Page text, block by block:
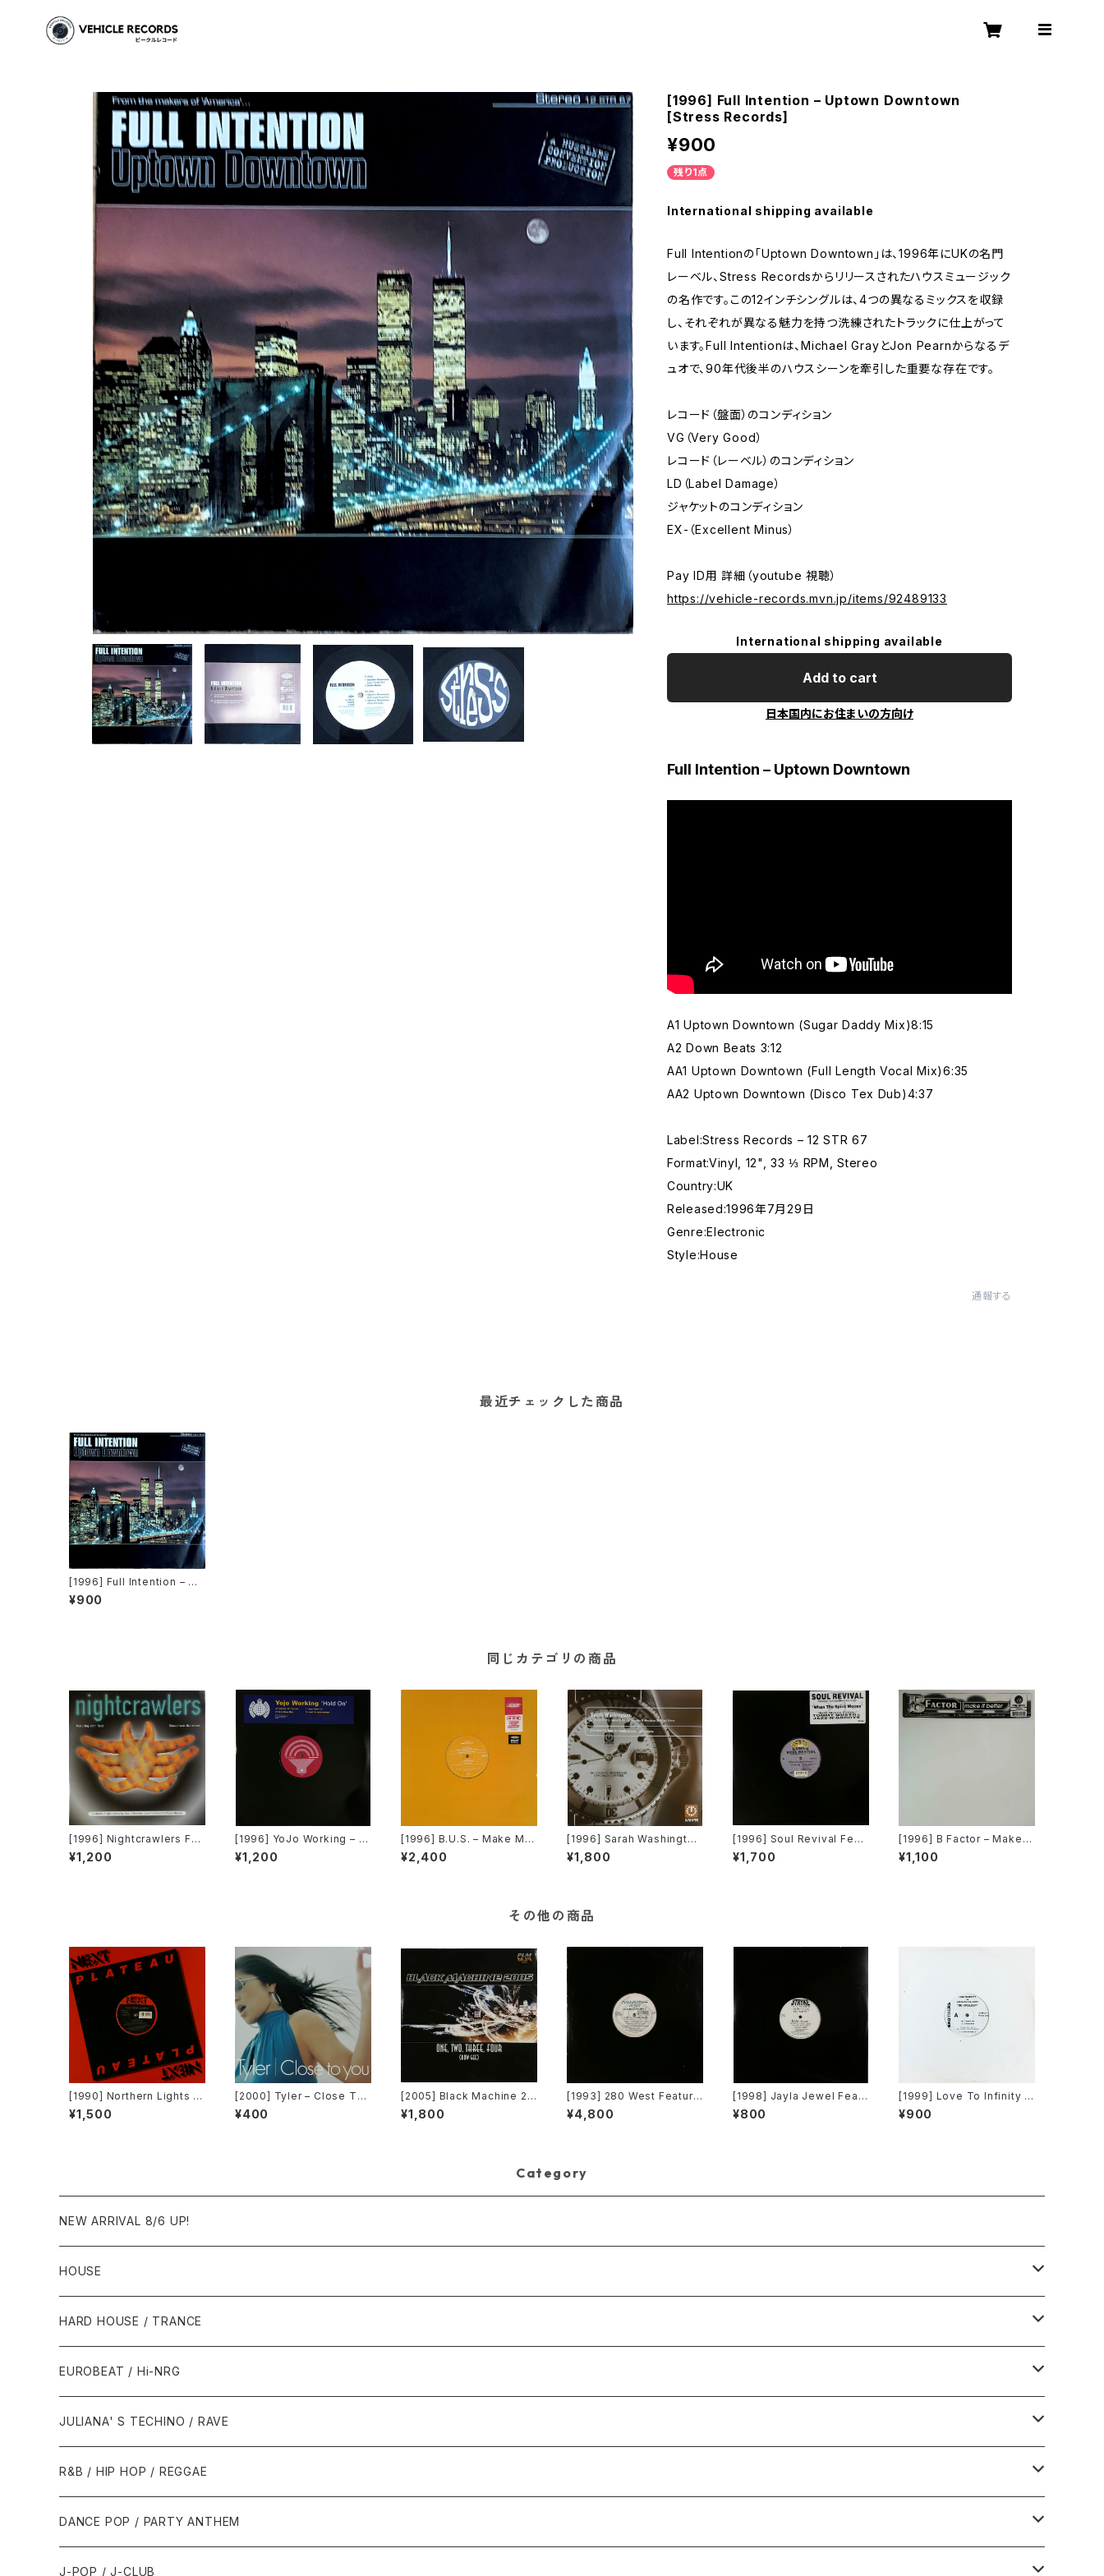
[1996] Full Intention – Uptown Downtown
[Stress Records]
¥900
残り1点
International shipping available
Full Intentionの「Uptown Downtown」は、1996年にUKの名門
レーベル、Stress Recordsからリリースされたハウスミュージック
の名作です。この12インチシングルは、4つの異なるミックスを収録
し、それぞれが異なる魅力を持つ洗練されたトラックに仕上がって
います。Full Intentionは、Michael GrayとJon Pearnからなるデ
ュオで、90年代後半のハウスシーンを牽引した重要な存在です。
レコード（盤面）のコンディション
VG（Very Good）
レコード（レーベル）のコンディション
LD（Label Damage）
ジャケットのコンディション
EX-（Excellent Minus）
Pay ID用 詳細（youtube 視聴）
https://vehicle-records.mvn.jp/items/92489133
International shipping available
Add to cart
日本国内にお住まいの方向け
Full Intention – Uptown Downtown
A1 Uptown Downtown (Sugar Daddy Mix)8:15
A2 Down Beats 3:12
AA1 Uptown Downtown (Full Length Vocal Mix)6:35
AA2 Uptown Downtown (Disco Tex Dub)4:37
Label:Stress Records – 12 STR 67
Format:Vinyl, 12", 33 ⅓ RPM, Stereo
Country:UK
Released:1996年7月29日
Genre:Electronic
Style:House
通報する
最近チェックした商品
[1996] Full Intention – Up
town Downtown [Stress
Records]
¥900
同じカテゴリの商品
[1996] Nightcrawlers Fea
turing John Reid – Shoul
d I Ever (Fall In Love) [1st
¥1,200
[1996] YoJo Working – H
old On [Sound Of Ministr
y][2枚組][PROMO]
¥1,200
[1996] B.U.S. – Make Me
Happy [Paratone][在庫B]
¥2,400
[1996] Sarah Washington
– Everything (Mood II Swi
ng / Torrales & Mendoza
¥1,800
[1996] Soul Revival Feat
uring Capathia Jenkins –
When The Spirit Moves
¥1,700
[1996] B Factor – Make It
Better [Eightball Record
s]
¥1,100
その他の商品
[1990] Northern Lights –
Jet Lag [Next Plateau Re
cords Inc.]
¥1,500
[2000] Tyler – Close To
You [Belo Records]
¥400
[2005] Black Machine 20
05 – One, Two, Three, F
our (How Gee) [PLM Rec
¥1,800
[1993] 280 West Featurin
g Diamond Temple – Lov
e's Masquerade [Kaleidi
¥4,800
[1998] Jayla Jewel Featu
ring Grand Puba – I Like
What U Do To Me (Remi
¥800
[1999] Love To Infinity v
s Loleatta Holloway – No
Apology [Brothers][PRO
¥900
Category
NEW ARRIVAL 8/6 UP!
HOUSE
1980年代
1987年・以前
1988年
1990年代
1990年
1991年
2000年代
2000年
2001年
2010年代
2010年
2011年
HARD HOUSE / TRANCE
1990年代
1994年・以前
1995年
2000年代
2000年
2001年
EUROBEAT / Hi-NRG
1980年代
1986年・以前
1987年
1990年代
1990年
1991年
2000年代
JULIANA' S TECHINO / RAVE
1990年代
1990年
1991年
2000年代
2000年
R&B / HIP HOP / REGGAE
1980年代
1985年・以前
1990年代
DANCE POP / PARTY ANTHEM
1980年代
J-POP / J-CLUB